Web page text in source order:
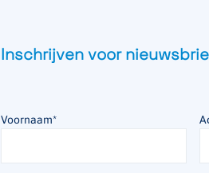
Inschrijven voor
Voornaam*